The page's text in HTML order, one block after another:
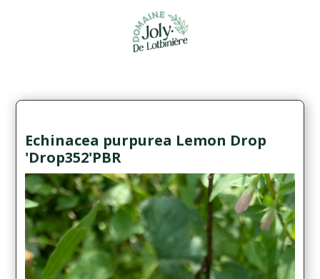
Echinacea purpurea Lemon Drop
'Drop352'PBR